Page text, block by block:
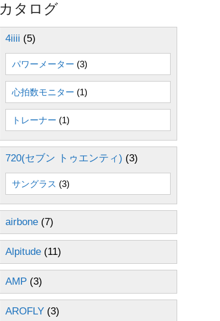
カタログ
4iiii (5)
パワーメーター (3)
心拍数モニター (1)
トレーナー (1)
720(セブン トゥエンティ) (3)
サングラス (3)
airbone (7)
Alpitude (11)
AMP (3)
AROFLY (3)